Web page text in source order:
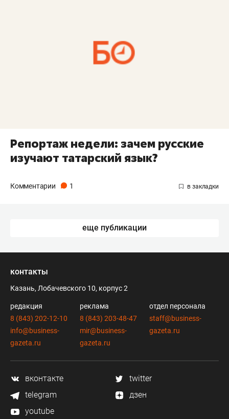
Репортаж недели: зачем русские
изучают татарский язык?
Комментарии 1
еще публикации
контакты
Казань, Лобачевского 10, корпус 2
редакция
8 (843) 202-12-10
info@business-
gazeta.ru
реклама
8 (843) 203-48-47
mir@business-
gazeta.ru
отдел персонала
staff@business-
gazeta.ru
вконтакте
twitter
telegram
дзен
youtube